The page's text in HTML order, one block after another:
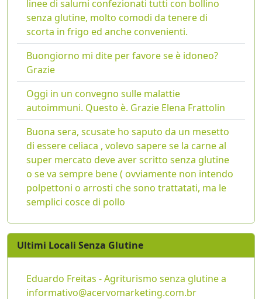
linee di salumi confezionati tutti con bollino
senza glutine, molto comodi da tenere di
scorta in frigo ed anche convenienti.
Buongiorno mi dite per favore se è idoneo?
Grazie
Oggi in un convegno sulle malattie
autoimmuni. Questo è. Grazie Elena Frattolin
Buona sera, scusate ho saputo da un mesetto
di essere celiaca , volevo sapere se la carne al
super mercato deve aver scritto senza glutine
o se va sempre bene ( ovviamente non intendo
polpettoni o arrosti che sono trattatati, ma le
semplici cosce di pollo
Ultimi Locali Senza Glutine
Eduardo Freitas - Agriturismo senza glutine a
informativo@acervomarketing.com.br